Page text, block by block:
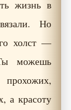
жизнь в
Но
холст —
можешь
прохожих,
а красоту